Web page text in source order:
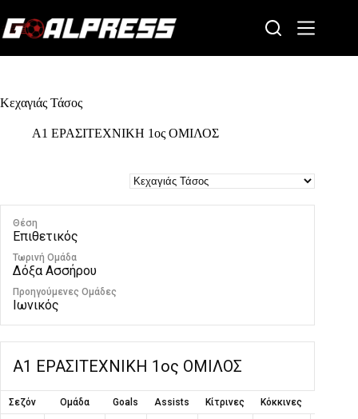
to
content
Κεχαγιάς Τάσος
Α1 ΕΡΑΣΙΤΕΧΝΙΚΗ 1ος ΟΜΙΛΟΣ
Θέση
Επιθετικός
Τωρινή Ομάδα
Δόξα Ασσήρου
Προηγούμενες Ομάδες
Ιωνικός
Α1 ΕΡΑΣΙΤΕΧΝΙΚΗ 1ος ΟΜΙΛΟΣ
Σεζόν Ομάδα Goals Assists Κίτρινες Κόκκινες